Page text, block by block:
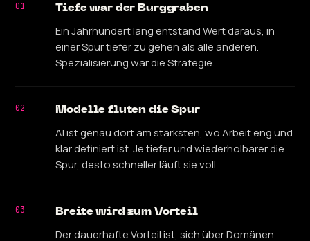
01 Tiefe war der Burggraben
Ein Jahrhundert lang entstand Wert daraus, in
einer Spur tiefer zu gehen als alle anderen.
Spezialisierung war die Strategie.
02 Modelle fluten die Spur
AI ist genau dort am stärksten, wo Arbeit eng und
klar definiert ist. Je tiefer und wiederholbarer die
Spur, desto schneller läuft sie voll.
03 Breite wird zum Vorteil
Der dauerhafte Vorteil ist, sich über Domänen